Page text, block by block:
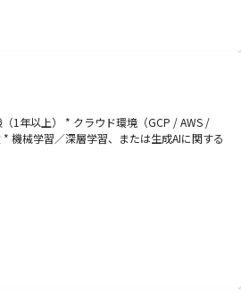
1年以上） * クラウド環境（GCP / AWS /
機械学習／深層学習、または生成AIに関する